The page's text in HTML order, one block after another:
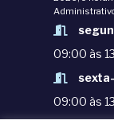
09:00 às
09:00 às